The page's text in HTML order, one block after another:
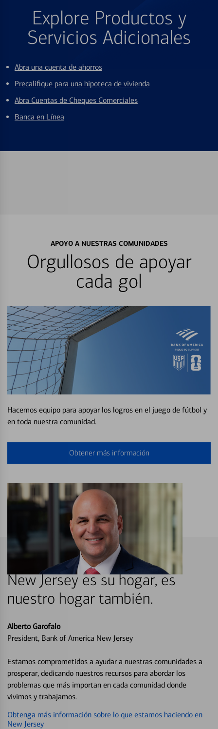
Explore Productos y
Servicios Adicionales
Abra una cuenta de ahorros
Precalifique para una hipoteca de vivienda
Abra Cuentas de Cheques Comerciales
Banca en Línea
APOYO A NUESTRAS COMUNIDADES
Orgullosos de apoyar
cada gol
Hacemos equipo para apoyar los logros en el juego de fútbol y
en toda nuestra comunidad.
Obtener más información
New Jersey es su hogar, es
nuestro hogar también.
Alberto Garofalo
President, Bank of America New Jersey
Estamos comprometidos a ayudar a nuestras comunidades a
prosperar, dedicando nuestros recursos para abordar los
problemas que más importan en cada comunidad donde
vivimos y trabajamos.
Obtenga más información sobre lo que estamos haciendo en
New Jersey